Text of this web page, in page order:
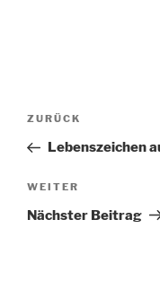
Vorheriger
Beitrag
ZURÜCK
Lebenszeichen
Nächster
Beitrag
WEITER
Nächster Beitrag